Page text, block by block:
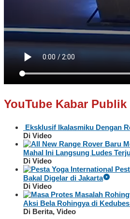
YouTube Kabar Publik
Eksklusif Ikalasmiku Dengan
Di Video
Baru
Mahal Ini Langsung Ludes
Di Video
Bakal Digelar di Jakarta
Di Video
Aksi Bela Rohingya di
Di Berita, Video